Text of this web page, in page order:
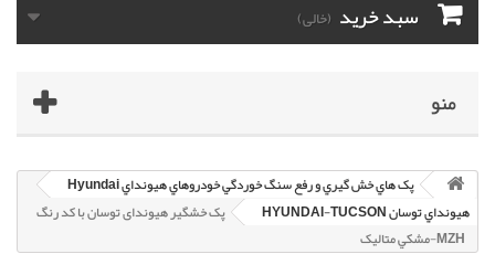
سبد خرید (خالی)
منو
پک هاي خش گيري و رفع سنگ خوردگي خودروهاي هيونداي Hyundai
هيونداي توسان HYUNDAI-TUCSON
پک خشگير هیوندای توسان با کد رنگ
MZH-مشکي متاليک